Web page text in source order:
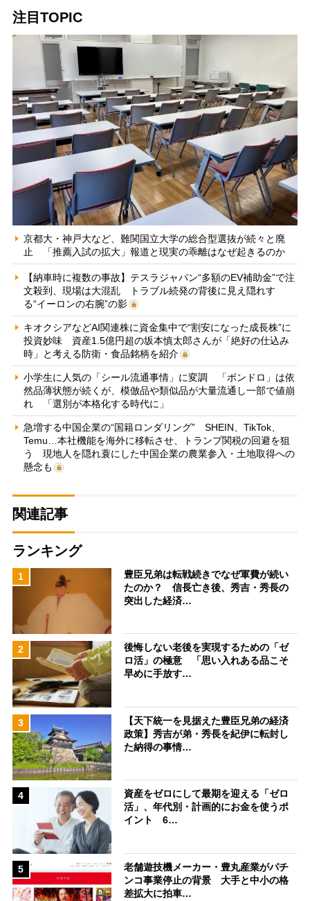
注目TOPIC
京都大・神戸大など、難関国立大学の総合型選抜が続々と廃
止 「推薦入試の拡大」報道と現実の乖離はなぜ起きるのか
【納車時に複数の事故】テスラジャパン“多額のEV補助金”で注
文殺到、現場は大混乱 トラブル続発の背後に見え隠れす
る“イーロンの右腕”の影
キオクシアなどAI関連株に資金集中で“割安になった成長株”に
投資妙味 資産1.5億円超の坂本慎太郎さんが「絶好の仕込み
時」と考える防衛・食品銘柄を紹介
小学生に人気の「シール流通事情」に変調 「ボンドロ」は依
然品薄状態が続くが、模倣品や類似品が大量流通し一部で値崩
れ 「選別が本格化する時代に」
急増する中国企業の“国籍ロンダリング” SHEIN、TikTok、
Temu…本社機能を海外に移転させ、トランプ関税の回避を狙
う 現地人を隠れ蓑にした中国企業の農業参入・土地取得への
懸念も
関連記事
ランキング
1
豊臣兄弟は転戦続きでなぜ軍費が続い
たのか？ 信長亡き後、秀吉・秀長の
突出した経済…
2
後悔しない老後を実現するための「ゼ
ロ活」の極意 「思い入れある品こそ
早めに手放す…
3
【天下統一を見据えた豊臣兄弟の経済
政策】秀吉が弟・秀長を紀伊に転封し
た納得の事情…
4
資産をゼロにして最期を迎える「ゼロ
活」、年代別・計画的にお金を使うポ
イント 6…
5
老舗遊技機メーカー・豊丸産業がパチ
ンコ事業停止の背景 大手と中小の格
差拡大に拍車…